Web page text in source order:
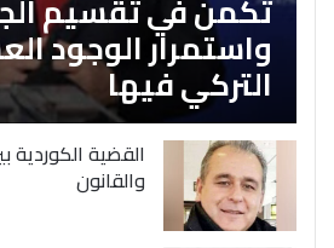
واستمرار الوجود
التركي فيها
القضية الكوردية
والقانون